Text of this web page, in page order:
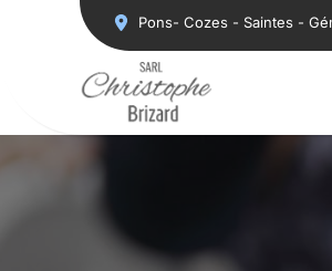
Pons- Cozes - Saintes -